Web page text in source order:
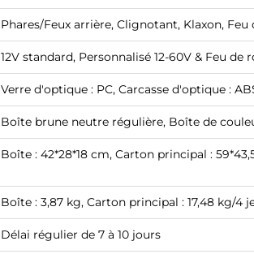
Phares/Feux arrière, Clignotant, Klaxon, Feu
12V standard, Personnalisé 12-60V & Feu de
Verre d'optique : PC, Carcasse d'optique :
Boîte brune neutre régulière, Boîte de
Boîte : 42*28*18 cm, Carton principal :
Boîte : 3,87 kg, Carton principal : 17,48 kg/4
Délai régulier de 7 à 10 jours